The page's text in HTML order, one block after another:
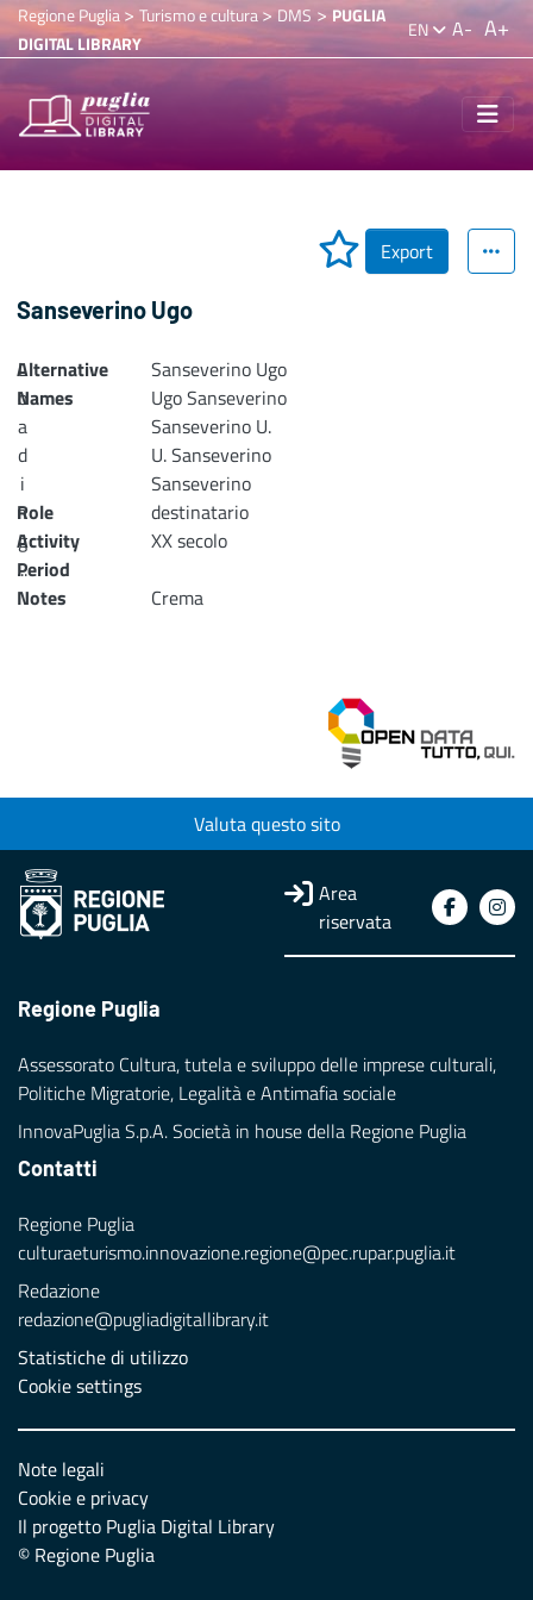
Regione Puglia> Turismo e cultura>DMS > PUGLIA
DIGITAL LIBRARY
EN A- A+
Export
Sanseverino Ugo
L
o
a
d
i
n
g
...
Loading...
Alternative
Names
Sanseverino Ugo
Ugo Sanseverino
Sanseverino U.
U. Sanseverino
Sanseverino
Role
destinatario
Activity
Period
XX secolo
Notes
Crema
Valuta questo sito
Area
riservata
Regione Puglia
Assessorato Cultura, tutela e sviluppo delle imprese culturali,
Politiche Migratorie, Legalità e Antimafia sociale
InnovaPuglia S.p.A. Società in house della Regione Puglia
Contatti
Regione Puglia
culturaeturismo.innovazione.regione@pec.rupar.puglia.it
Redazione
redazione@pugliadigitallibrary.it
Statistiche di utilizzo
Cookie settings
Note legali
Cookie e privacy
Il progetto Puglia Digital Library
© Regione Puglia